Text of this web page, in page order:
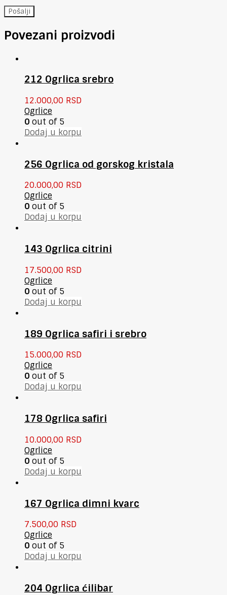
Povezani proizvodi
212 Ogrlica srebro
12.000,00 RSD
Ogrlice
0 out of 5
Dodaj u korpu
256 Ogrlica od gorskog kristala
20.000,00 RSD
Ogrlice
0 out of 5
Dodaj u korpu
143 Ogrlica citrini
17.500,00 RSD
Ogrlice
0 out of 5
Dodaj u korpu
189 Ogrlica safiri i srebro
15.000,00 RSD
Ogrlice
0 out of 5
Dodaj u korpu
178 Ogrlica safiri
10.000,00 RSD
Ogrlice
0 out of 5
Dodaj u korpu
167 Ogrlica dimni kvarc
7.500,00 RSD
Ogrlice
0 out of 5
Dodaj u korpu
204 Ogrlica ćilibar